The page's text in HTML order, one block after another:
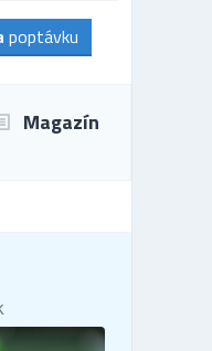
poptávku
Magazín